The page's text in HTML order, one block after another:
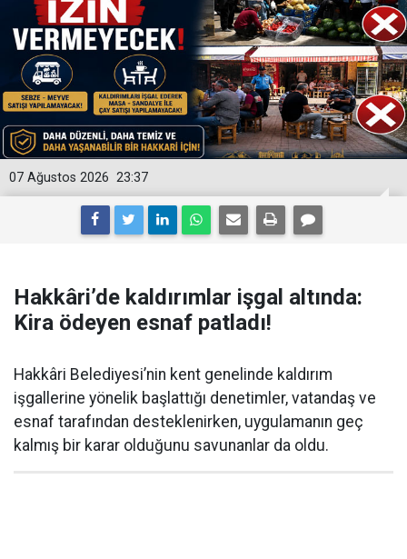
23:37
07 Ağustos 2026
Hakkâri’de kaldırımlar işgal altında:
Kira ödeyen esnaf patladı!
Hakkâri Belediyesi’nin kent genelinde kaldırım
işgallerine yönelik başlattığı denetimler, vatandaş ve
esnaf tarafından desteklenirken, uygulamanın geç
kalmış bir karar olduğunu savunanlar da oldu.